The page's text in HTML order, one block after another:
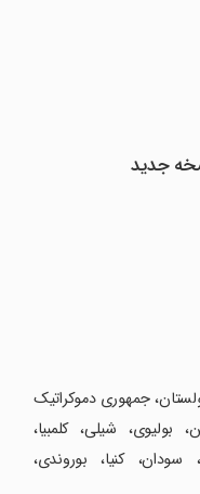
جمهوری دموکراتیک
بولیوی، شیلی، کلمبیا،
سودان، کنیا، بوروندی،